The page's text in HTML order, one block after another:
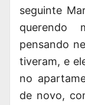
seguinte
querendo
pensando
tiveram, e
no
de novo,